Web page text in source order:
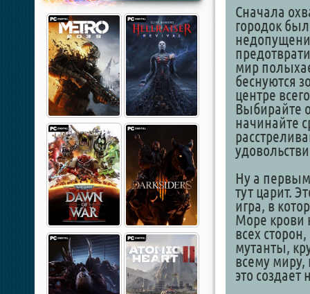
Сначала
городок
мир
беснуются
центре
Выбирайте
начинайте
Ну а
тут царит.
игра, в
Море крови
всех
мутанты,
всему миру,
это